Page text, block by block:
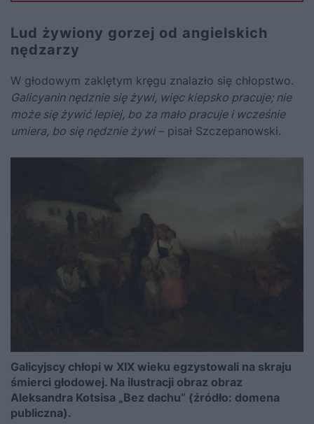
Lud żywiony gorzej od angielskich
nędzarzy
W głodowym zaklętym kręgu znalazło się chłopstwo.
Galicyanin nędznie się żywi, więc kiepsko pracuje; nie
może się żywić lepiej, bo za mało pracuje i wcześnie
umiera, bo się nędznie żywi– pisał Szczepanowski.
Galicyjscy chłopi w XIX wieku egzystowali na skraju
śmierci głodowej. Na ilustracji obraz obraz
Aleksandra Kotsisa „Bez dachu” (źródło: domena
publiczna).